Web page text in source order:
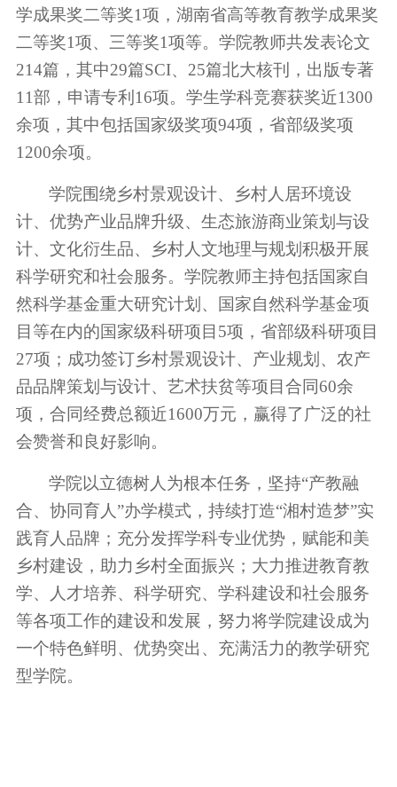
学生工作
特色品牌
校友之家
学成果奖二等奖1项，湖南省高等教育教学成果奖
二等奖1项、三等奖1项等。 学院教师共发表论文
214篇，其中29篇SCI、25篇北大核刊，出版专著
11部，申请专利16项。 学生学科竞赛获奖近1 300
余项，其中包括国家级奖项94项 ， 省部级奖项
1200余项。
学院围绕乡村景观设计、乡村人居环境设
计、优势产业品牌升级、生态旅游商业策划与设
计、文化衍生品、乡村人文地理与规划积极开展
科学研究和社会服务。学院教师主持包括国家自
然科学基金重大研究计划、国家自然科学基金项
目等在内的国家级科研项目 5项，省部级科研项目
27项；成功签订乡村景观设计、产业规划、农产
品品牌策划与设计、艺术扶贫等项目合同60余
项，合同经费总额近1600万元，赢得了广泛的社
会赞誉和良好影响。
学院以立德树人为根本任务，坚持“产教融
合、协同育人”办学模式，持续打造“湘村造梦”实
践育人品牌；充分发挥学科专业优势，赋能和美
乡村建设，助力乡村全面振兴；大力推进教育教
学、人才培养、科学研究、学科建设和社会服务
等各项工作的建设和发展，努力将学院建设成为
一个特色鲜明、优势突出、充满活力的教学研究
型学院。